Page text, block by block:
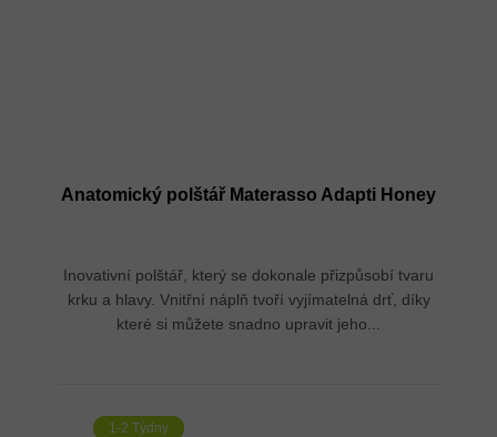
Anatomický polštář Materasso Adapti Honey
Inovativní polštář, který se dokonale přizpůsobí tvaru
krku a hlavy. Vnitřní náplň tvoří vyjímatelná drť, díky
které si můžete snadno upravit jeho...
1-2 Týdny